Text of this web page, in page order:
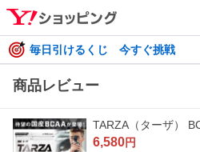
毎日引けるくじ 今すぐ挑戦
商品レビュー
6,580円